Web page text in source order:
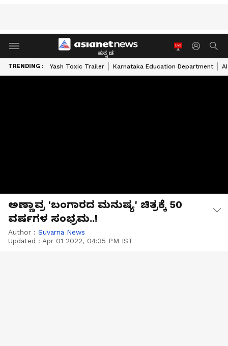
ಕನ್ನಡ
TRENDING : Yash Toxic Trailer Karnataka Education Department
ಅಣ್ಣಾವ್ರ 'ಬಂಗಾರದ ಮನುಷ್ಯ' ಚಿತ್ರಕ್ಕೆ 50
ವರ್ಷಗಳ ಸಂಭ್ರಮ..!
Author : Suvarna News
Updated : Apr 01 2022, 04:35 PM IST